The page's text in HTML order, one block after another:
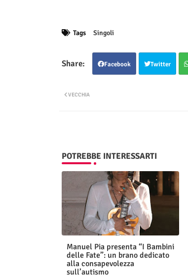
Tags Singoli
Facebook Twitter
VECCHIA
POTREBBE INTERESSARTI
Manuel Pia presenta “I Bambini
delle Fate”: un brano dedicato
alla consapevolezza
sull’autismo